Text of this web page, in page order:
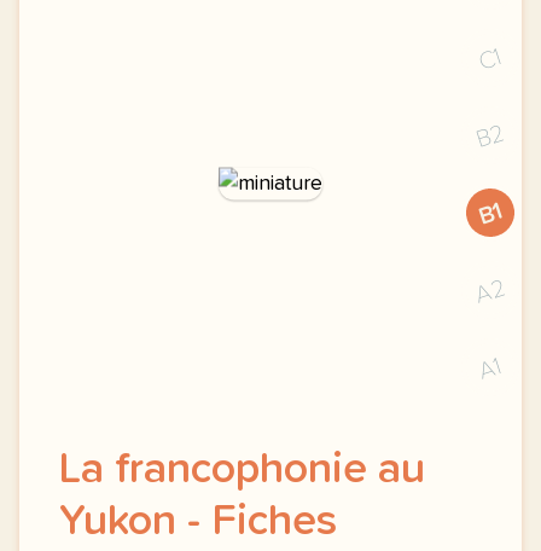
C1
B2
B1
A2
A1
La francophonie au
Yukon - Fiches